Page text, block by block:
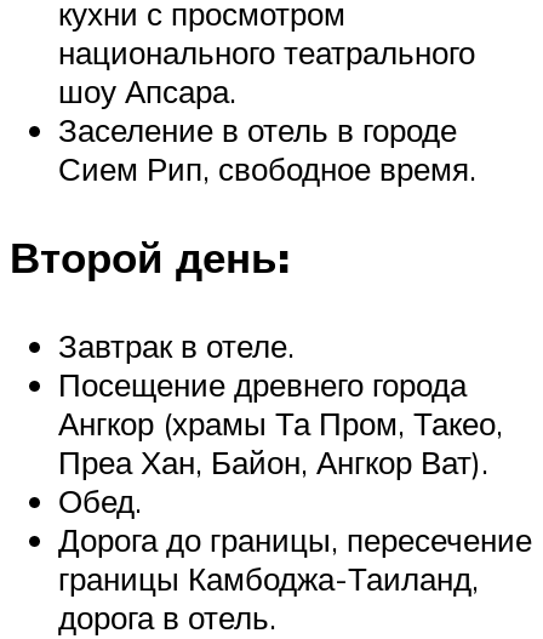
кухни с просмотром
национального театрального
шоу Апсара.
Заселение в отель в городе
Сием Рип, свободное время.
Второй день:
Завтрак в отеле.
Посещение древнего города
Ангкор (храмы Та Пром, Такео,
Преа Хан, Байон, Ангкор Ват).
Обед.
Дорога до границы, пересечение
границы Камбоджа-Таиланд,
дорога в отель.